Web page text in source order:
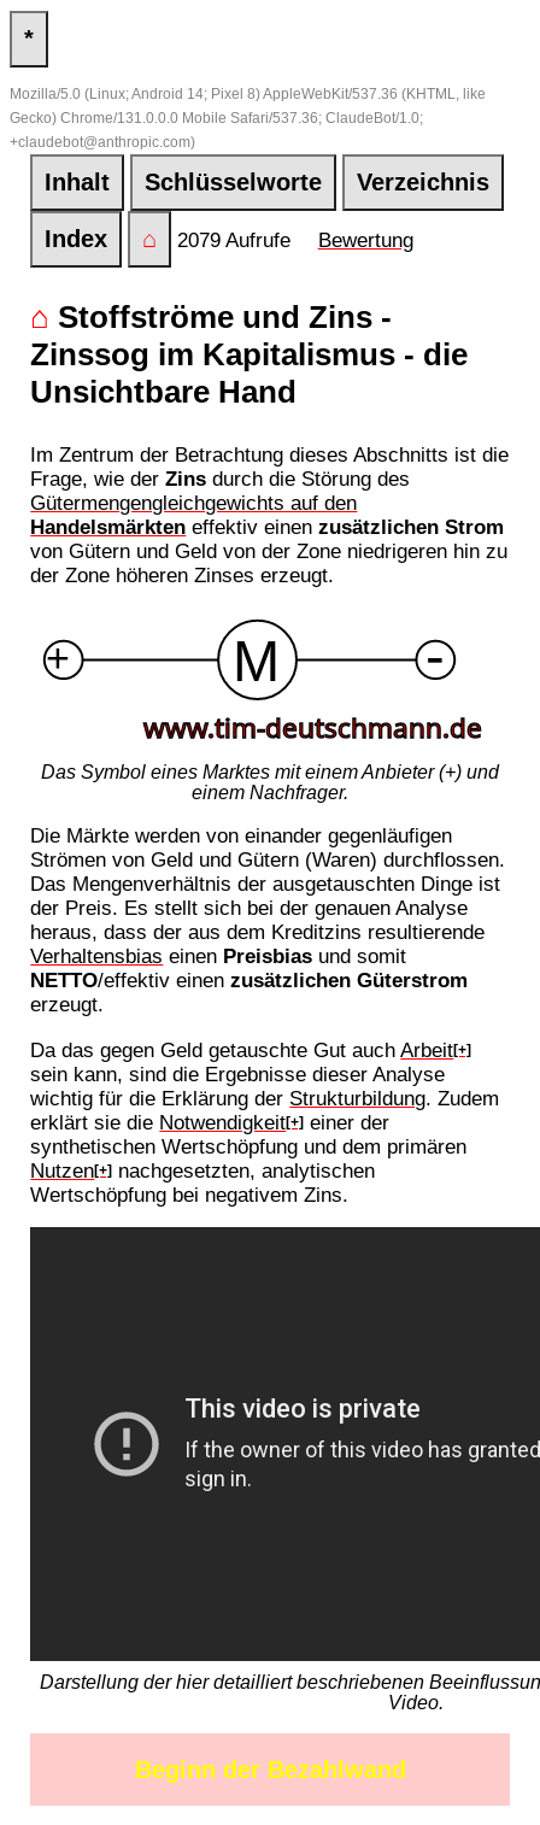
*
Mozilla/5.0 (Linux; Android 14; Pixel 8) AppleWebKit/537.36 (KHTML, like
Gecko) Chrome/131.0.0.0 Mobile Safari/537.36; ClaudeBot/1.0;
+claudebot@anthropic.com)
Inhalt Schlüsselworte Verzeichnis
Index ⌂ 2079 Aufrufe Bewertung
⌂ Stoffströme und Zins -
Zinssog im Kapitalismus - die
Unsichtbare Hand
Im Zentrum der Betrachtung dieses Abschnitts ist die
Frage, wie derZins durch die Störung des
Gütermengengleichgewichts auf den
Handelsmärkten effektiv einenzusätzlichen Strom
von Gütern und Geld von der Zone niedrigeren hin zu
der Zone höheren Zinses erzeugt.
Das Symbol eines Marktes mit einem Anbieter (+) und
einem Nachfrager.
Die Märkte werden von einander gegenläufigen
Strömen von Geld und Gütern (Waren) durchflossen.
Das Mengenverhältnis der ausgetauschten Dinge ist
der Preis. Es stellt sich bei der genauen Analyse
heraus, dass der aus dem Kreditzins resultierende
Verhaltensbias einen Preisbias und somit
NETTO/effektiv einenzusätzlichen Güterstrom
erzeugt.
Da das gegen Geld getauschte Gut auchArbeit[+]
sein kann, sind die Ergebnisse dieser Analyse
wichtig für die Erklärung der Strukturbildung. Zudem
erklärt sie die Notwendigkeit[+] einer der
synthetischen Wertschöpfung und dem primären
Nutzen[+] nachgesetzten, analytischen
Wertschöpfung bei negativem Zins.
Darstellung der hier detailliert beschriebenen
Video.
Beginn der Bezahlwand